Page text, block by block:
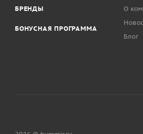
БРЕНДЫ
БОНУСНАЯ ПРОГРАММА
О
Блог